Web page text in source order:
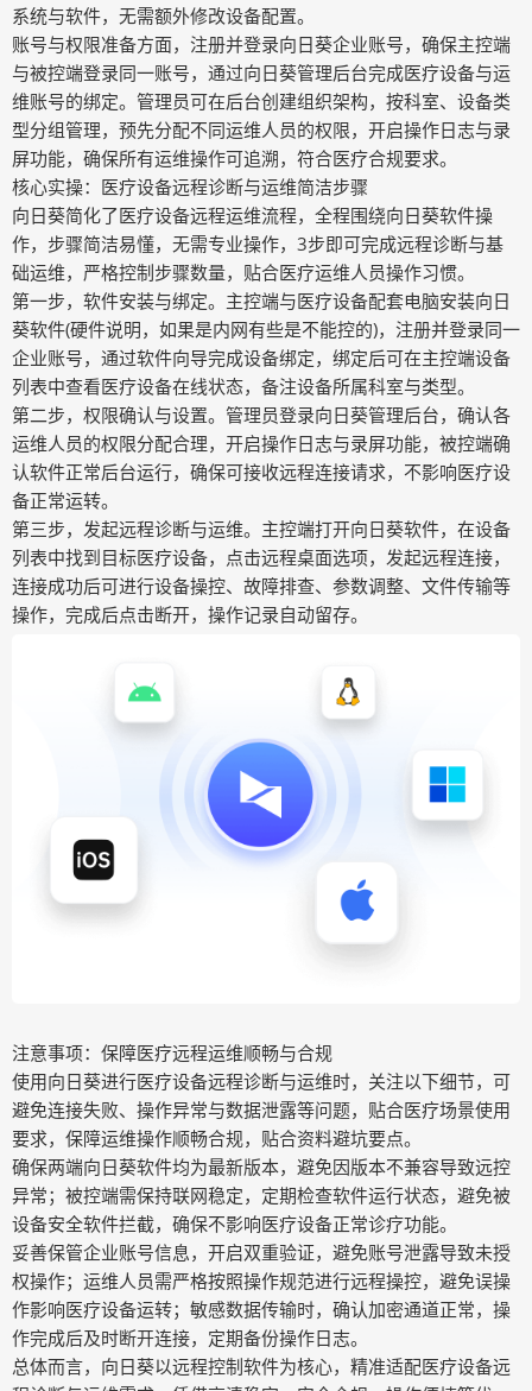
系统与软件，无需额外修改设备配置。
账号与权限准备方面，注册并登录向日葵企业账号，确保主控端
与被控端登录同一账号，通过向日葵管理后台完成医疗设备与运
维账号的绑定。管理员可在后台创建组织架构，按科室、设备类
型分组管理，预先分配不同运维人员的权限，开启操作日志与录
屏功能，确保所有运维操作可追溯，符合医疗合规要求。
核心实操：医疗设备远程诊断与运维简洁步骤
向日葵简化了医疗设备远程运维流程，全程围绕向日葵软件操
作，步骤简洁易懂，无需专业操作，3步即可完成远程诊断与基
础运维，严格控制步骤数量，贴合医疗运维人员操作习惯。
第一步，软件安装与绑定。主控端与医疗设备配套电脑安装向日
葵软件(硬件说明，如果是内网有些是不能控的)，注册并登录同一
企业账号，通过软件向导完成设备绑定，绑定后可在主控端设备
列表中查看医疗设备在线状态，备注设备所属科室与类型。
第二步，权限确认与设置。管理员登录向日葵管理后台，确认各
运维人员的权限分配合理，开启操作日志与录屏功能，被控端确
认软件正常后台运行，确保可接收远程连接请求，不影响医疗设
备正常运转。
第三步，发起远程诊断与运维。主控端打开向日葵软件，在设备
列表中找到目标医疗设备，点击远程桌面选项，发起远程连接，
连接成功后可进行设备操控、故障排查、参数调整、文件传输等
操作，完成后点击断开，操作记录自动留存。
注意事项：保障医疗远程运维顺畅与合规
使用向日葵进行医疗设备远程诊断与运维时，关注以下细节，可
避免连接失败、操作异常与数据泄露等问题，贴合医疗场景使用
要求，保障运维操作顺畅合规，贴合资料避坑要点。
确保两端向日葵软件均为最新版本，避免因版本不兼容导致远控
异常；被控端需保持联网稳定，定期检查软件运行状态，避免被
设备安全软件拦截，确保不影响医疗设备正常诊疗功能。
妥善保管企业账号信息，开启双重验证，避免账号泄露导致未授
权操作；运维人员需严格按照操作规范进行远程操控，避免误操
作影响医疗设备运转；敏感数据传输时，确认加密通道正常，操
作完成后及时断开连接，定期备份操作日志。
总体而言，向日葵以远程控制软件为核心，精准适配医疗设备远